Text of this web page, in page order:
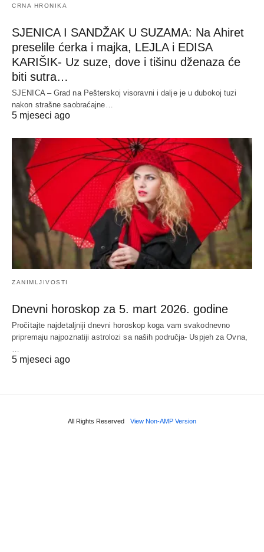
CRNA HRONIKA
SJENICA I SANDŽAK U SUZAMA: Na Ahiret
preselile ćerka i majka, LEJLA i EDISA
KARIŠIK- Uz suze, dove i tišinu dženaza će
biti sutra…
SJENICA – Grad na Pešterskoj visoravni i dalje je u dubokoj tuzi
nakon strašne saobraćajne…
5 mjeseci ago
ZANIMLJIVOSTI
Dnevni horoskop za 5. mart 2026. godine
Pročitajte najdetaljniji dnevni horoskop koga vam svakodnevno
pripremaju najpoznatiji astrolozi sa naših područja- Uspjeh za Ovna,
5 mjeseci ago
All Rights Reserved View Non-AMP Version